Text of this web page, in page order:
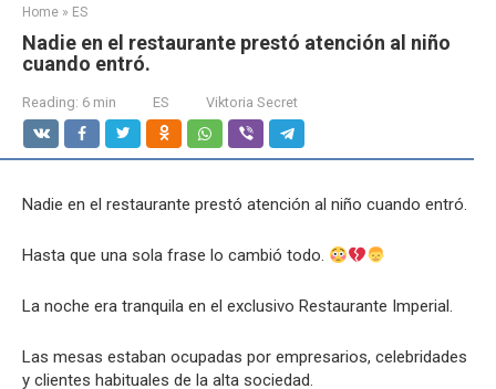
Home » ES
Nadie en el restaurante prestó atención al niño
cuando entró.
Reading: 6 min ES Viktoria Secret
Nadie en el restaurante prestó atención al niño cuando entró.
Hasta que una sola frase lo cambió todo.
La noche era tranquila en el exclusivo Restaurante Imperial.
Las mesas estaban ocupadas por empresarios, celebridades
y clientes habituales de la alta sociedad.